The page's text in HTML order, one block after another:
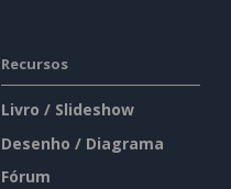
Recursos
Livro / Slideshow
Desenho / Diagrama
Fórum